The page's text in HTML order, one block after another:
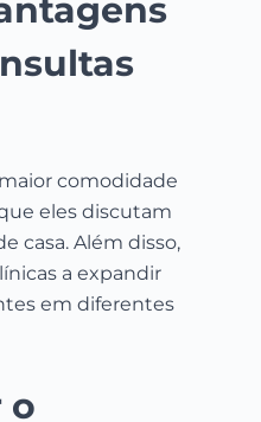
comodidade
eles discutam
casa. Além disso,
a expandir
em diferentes
o